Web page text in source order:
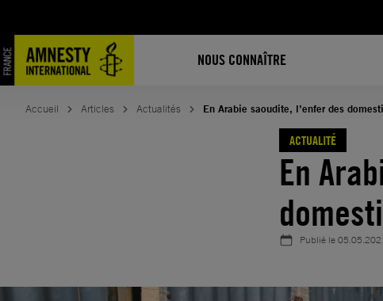
NOUS CONNAÎTRE
contenu
Accueil Articles Actualités En Arabie saoudite, l’enfer des
ACTUALITÉ
En
Publié le